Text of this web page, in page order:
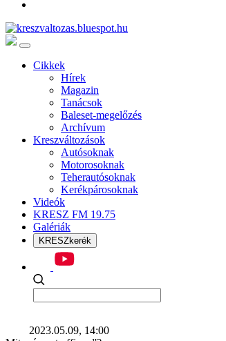
Cikkek
Hírek
Magazin
Tanácsok
Baleset-megelőzés
Archívum
Kreszváltozások
Autósoknak
Motorosoknak
Teherautósoknak
Kerékpárosoknak
Videók
KRESZ FM 19.75
Galériák
KRESZkerék
2023.05.09, 14:00